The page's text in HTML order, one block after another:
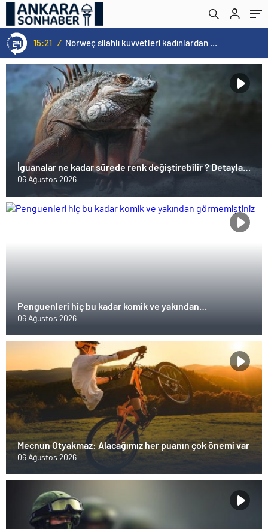
15:21 / Norweç silahlı kuvvetleri kadınlardan oluşan özel kuvvetler eğitimlerini başlattı.
İguanalar ne kadar sürede renk değiştirebilir ? Detaylar
burada…
06 Ağustos 2026
Penguenleri hiç bu kadar komik ve yakından
görmemiştiniz
06 Ağustos 2026
Mecnun Otyakmaz: Alacağımız her puanın çok önemi var
06 Ağustos 2026